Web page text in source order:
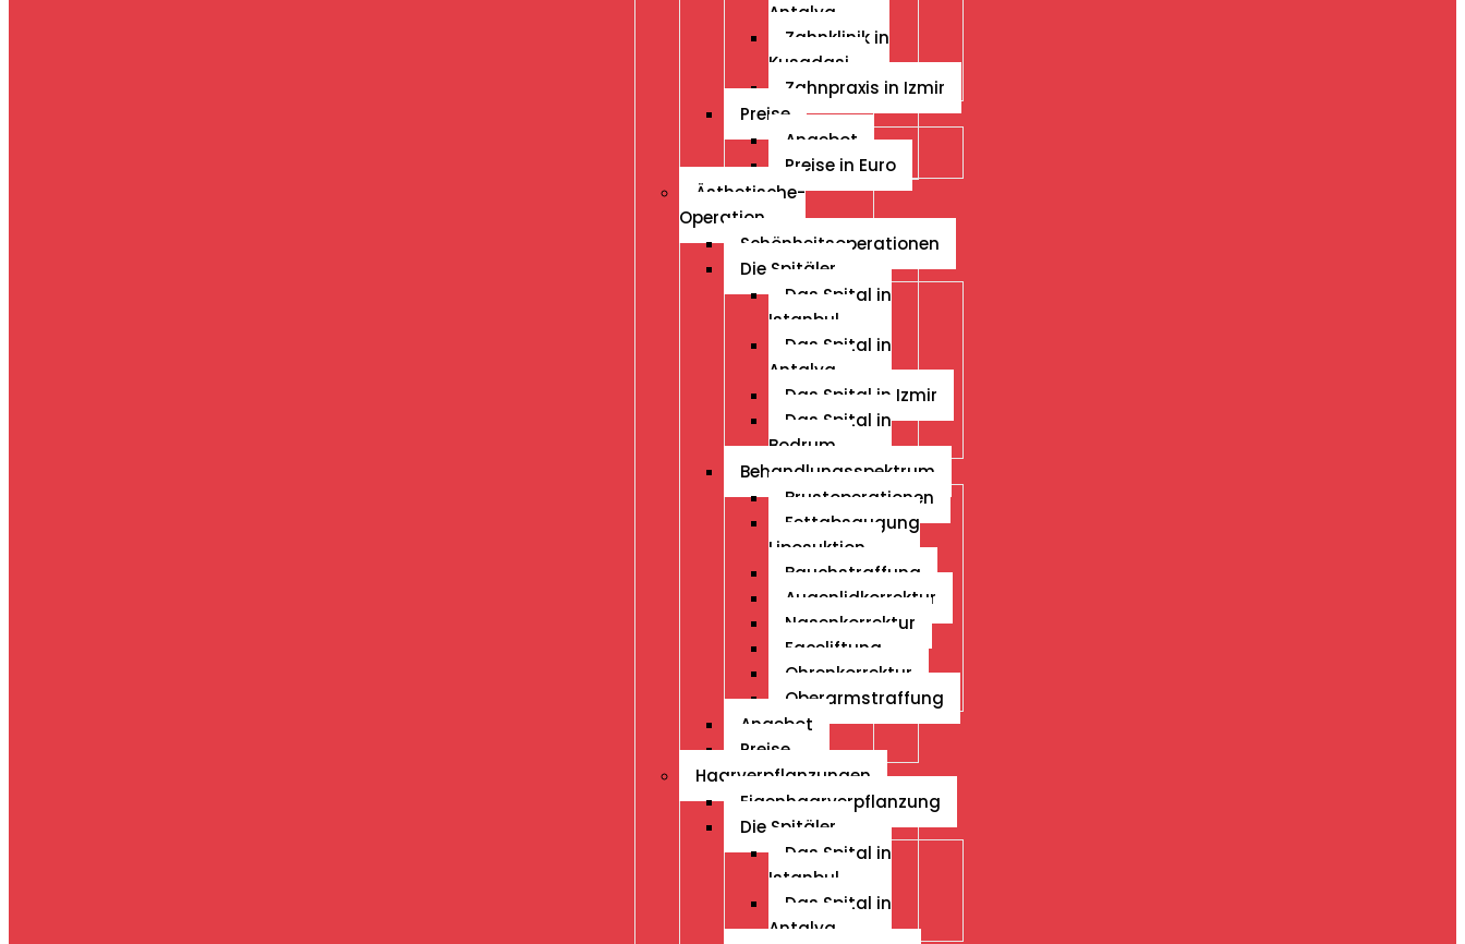
Antalya
Zahnklinik in
Kusadasi
Zahnpraxis in Izmir
Preise
Angebot
Preise in Euro
Ästhetische-
Operation
Schönheitsoperationen
Die Spitäler
Das Spital in
Istanbul
Das Spital in
Antalya
Das Spital in Izmir
Das Spital in
Bodrum
Behandlungsspektrum
Brustoperationen
Fettabsaugung
Liposuktion
Bauchstraffung
Augenlidkorrektur
Nasenkorrektur
Faceliftung
Ohrenkorrektur
Oberarmstraffung
Angebot
Preise
Haarverpflanzungen
Eigenhaarverpflanzung
Die Spitäler
Das Spital in
Istanbul
Das Spital in
Antalya